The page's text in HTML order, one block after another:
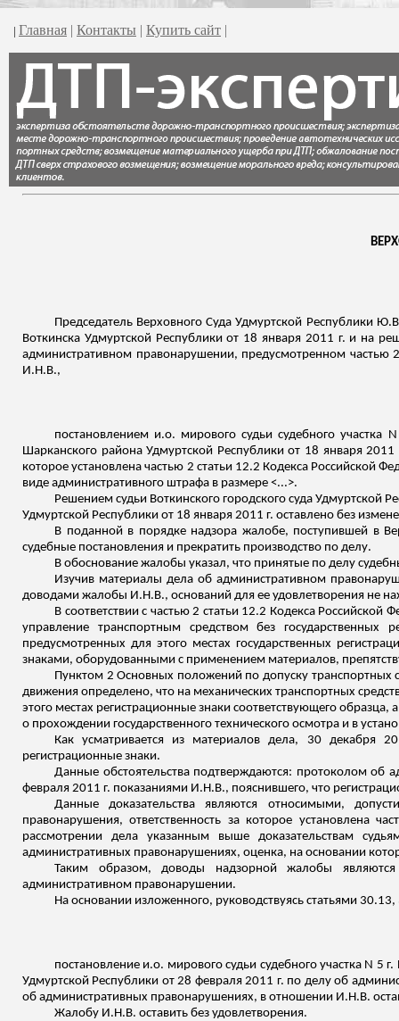
| Главная | Контакты | Купить сайт |
Председатель Верховного Суда Удмуртской Республики
Воткинска Удмуртской Республики от 18 января 2011 г. и на
административном правонарушении, предусмотренном частью
И.Н.В.,
постановлением и.о. мирового судьи судебного участка
Шарканского района Удмуртской Республики от 18 января
которое установлена частью 2 статьи 12.2 Кодекса Российской
виде административного штрафа в размере <...>.
Решением судьи Воткинского городского суда Удмуртской
Удмуртской Республики от 18 января 2011 г. оставлено без
В поданной в порядке надзора жалобе, поступившей в
судебные постановления и прекратить производство по делу.
В обоснование жалобы указал, что принятые по делу
Изучив материалы дела об административном
доводами жалобы И.Н.В., оснований для ее удовлетворения не
В соответствии с частью 2 статьи 12.2 Кодекса
управление транспортным средством без
предусмотренных для этого местах государственных
знаками, оборудованными с применением материалов,
Пунктом 2 Основных положений по допуску транспортных
движения определено, что на механических транспортных
этого местах регистрационные знаки соответствующего
о прохождении государственного технического осмотра и в
Как усматривается из материалов дела, 30 декабря
регистрационные знаки.
Данные обстоятельства подтверждаются: протоколом об
февраля 2011 г. показаниями И.Н.В., пояснившего, что
Данные доказательства являются относимыми,
правонарушения, ответственность за которое установлена
рассмотрении дела указанным выше доказательствам
административных правонарушениях, оценка, на основании
Таким образом, доводы надзорной жалобы
административном правонарушении.
На основании изложенного, руководствуясь статьями
постановление и.о. мирового судьи судебного участка N 5
Удмуртской Республики от 28 февраля 2011 г. по делу об
об административных правонарушениях, в отношении И.Н.В.
Жалобу И.Н.В. оставить без удовлетворения.